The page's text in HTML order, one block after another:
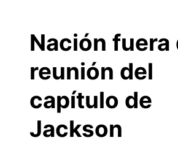
Nación fuera
reunión del
capítulo de
Jackson